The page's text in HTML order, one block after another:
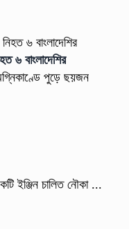
৬ বাংলাদেশির
পুড়ে ছয়জন
ইঞ্জিন চালিত নৌকা ...